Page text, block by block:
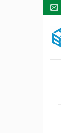
Bỏ
dung